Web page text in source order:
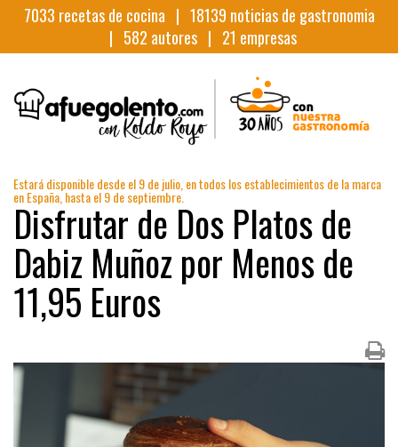
7033 recetas de cocina | 18139 noticias de gastronomia
| 582 autores | 21 empresas
Estará disponible desde el 9 de julio, en todos los establecimientos de la marca
en España, hasta el 9 de septiembre.
Disfrutar de Dos Platos de
Dabiz Muñoz por Menos de
11,95 Euros